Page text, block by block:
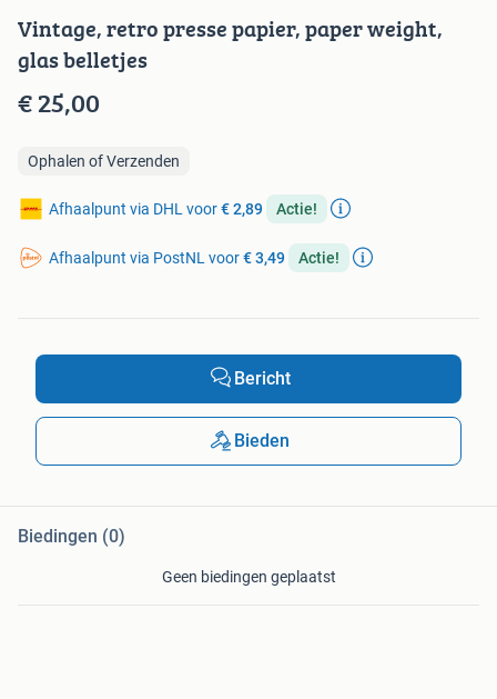
Vintage, retro presse papier, paper weight,
glas belletjes
€ 25,00
Ophalen of Verzenden
Afhaalpunt via DHL voor€ 2,89 Actie!
Afhaalpunt via PostNL voor€ 3,49 Actie!
Bericht
Bieden
Biedingen (0)
Geen biedingen geplaatst